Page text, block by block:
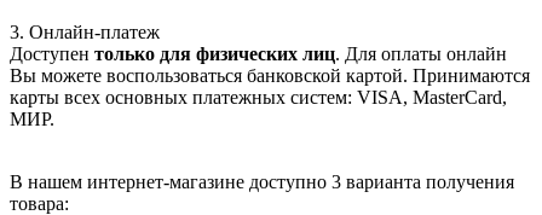
3. Онлайн-платеж
Доступен только для физических лиц. Для оплаты онлайн
Вы можете воспользоваться банковской картой. Принимаются
карты всех основных платежных систем: VISA, MasterCard,
МИР.
В нашем интернет-магазине доступно 3 варианта получения
товара: